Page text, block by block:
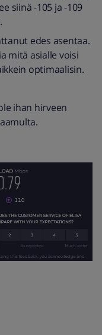
siinä -105 ja -109
edes asentaa.
mitä asialle voisi
optimaalisin.
ihan hirveen